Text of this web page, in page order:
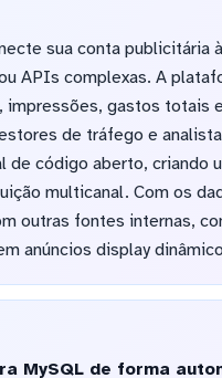
sua conta
APIs complexas. A
gastos totais
de tráfego e
código aberto, criando
multicanal. Com os
outras fontes internas,
anúncios display
MySQL de forma